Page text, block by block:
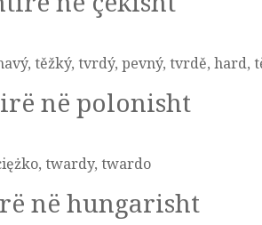
těžký, tvrdý, pevný, tvrdě, hard,
në polonisht
twardy, twardo
në hungarisht